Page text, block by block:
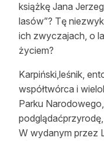
Edukacja
Lasy prywatne
O nas
100 lat
Prenumerata
książkę Jana
lasów”? Tę
ich zwyczajach, o
życiem?
Karpiński,leśnik,
współtwórca i
Parku
W wydanym przez